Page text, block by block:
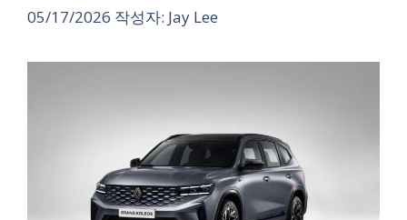
05/17/2026 작성자: Jay Lee